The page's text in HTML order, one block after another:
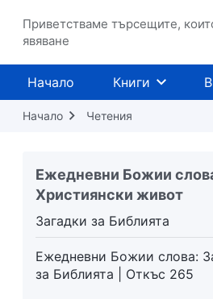
Приветстваме търсещите,
явяване
Начало Книги
Начало Четения
Ежедневни Божии
Християнски живот
Загадки за Библията
Загадки за
Ежедневни Божии слова:
за Библията | Откъс 265